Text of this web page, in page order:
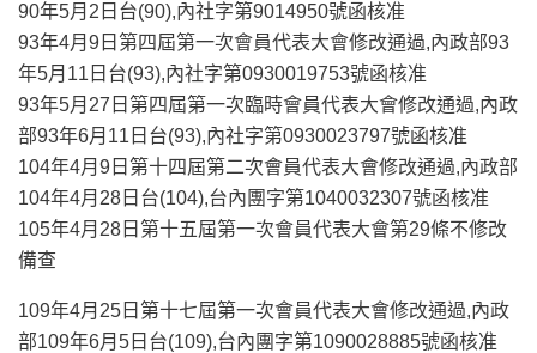
90年5月2日台(90),內社字第9014950號函核准
93年4月9日第四屆第一次會員代表大會修改通過,內政部93
年5月11日台(93),內社字第0930019753號函核准
93年5月27日第四屆第一次臨時會員代表大會修改通過,內政
部93年6月11日台(93),內社字第0930023797號函核准
104年4月9日第十四屆第二次會員代表大會修改通過,內政部
104年4月28日台(104),台內團字第1040032307號函核准
105年4月28日第十五屆第一次會員代表大會第29條不修改
備查
109年4月25日第十七屆第一次會員代表大會修改通過,內政
部109年6月5日台(109),台內團字第1090028885號函核准